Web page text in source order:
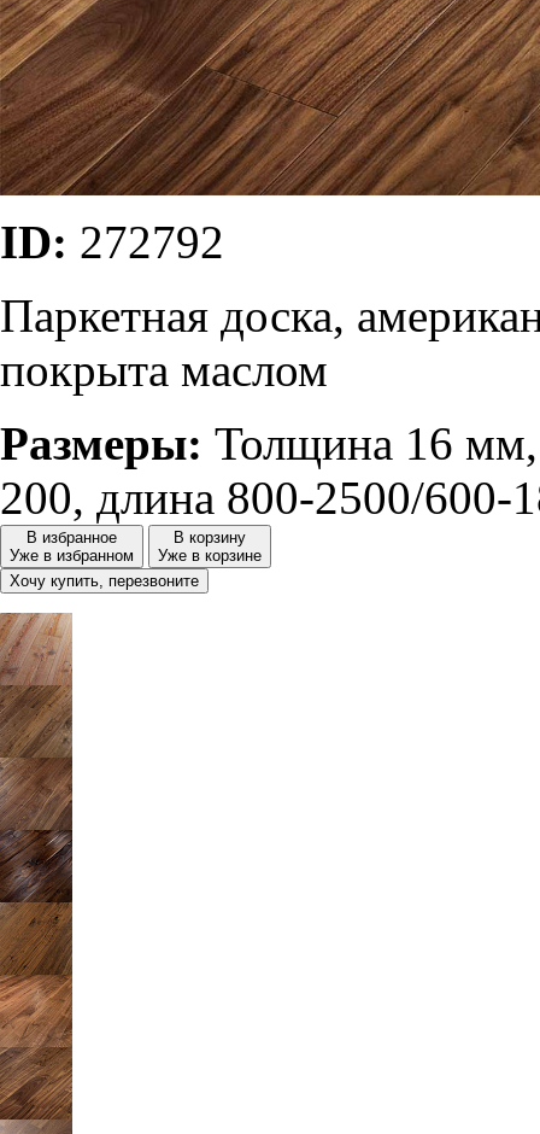
ID: 272792
Паркетная доска,
покрыта маслом
Размеры: Толщина 16
200, длина 800-2500/
В избранное
Уже в избранном
В корзину
Уже в корзине
Хочу купить, перезвоните